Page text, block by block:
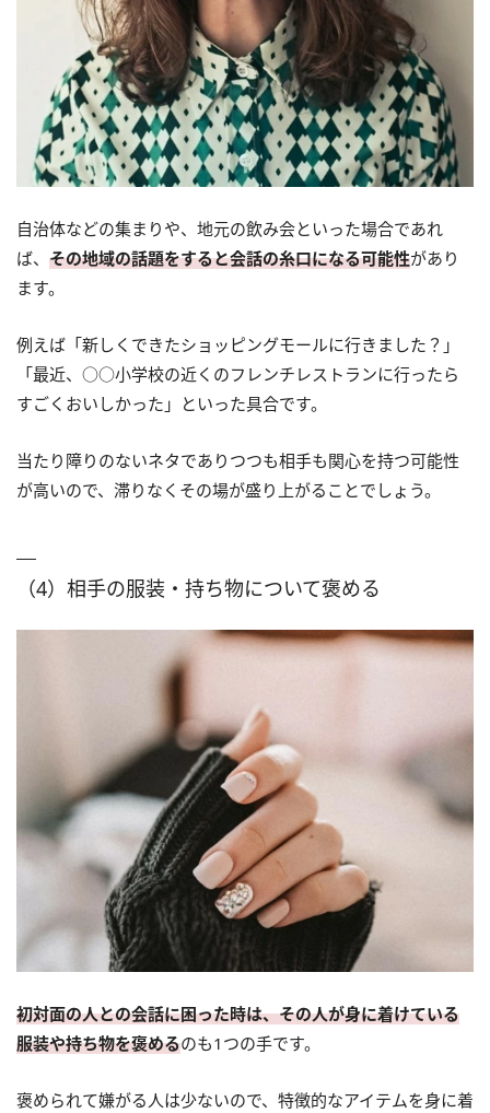
自治体などの集まりや、地元の飲み会といった場合であれ
ば、 その地域の話題をすると会話の糸口になる可能性があり
ます。
例えば「新しくできたショッピングモールに行きました？」
「最近、○○小学校の近くのフレンチレストランに行ったら
すごくおいしかった」といった具合です。
当たり障りのないネタでありつつも相手も関心を持つ可能性
が高いので、滞りなくその場が盛り上がることでしょう。
（4）相手の服装・持ち物について褒める
初対面の人との会話に困った時は、その人が身に着けている
服装や持ち物を褒めるのも1つの手です。
褒められて嫌がる人は少ないので、特徴的なアイテムを身に着